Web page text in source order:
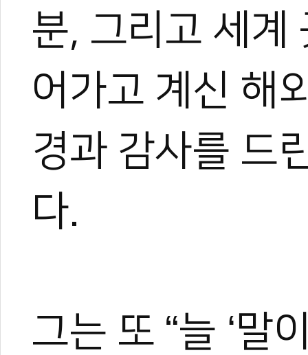
분, 그리고 세계
어가고 계신 해
경과 감사를 드
다.
그는 또 “늘 ‘말
며, 20여 년간 65개국 300
장 중심의 심층 취재를 이
작, 대회 중계방송 캐스터,
과 콘텐츠 제작 및 홍보 마
이온 대표이사를 맡고 있
화 발전에 힘쓰고 있다.